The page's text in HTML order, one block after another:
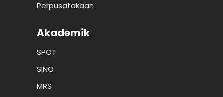
Perpusatakaan
Akademik
SPOT
SINO
MRS